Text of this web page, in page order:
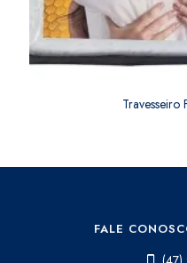
Travesseiro
FALE